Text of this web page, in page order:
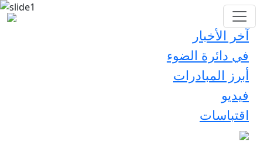
آخر الأخبار
في دائرة الضوء
أبرز المبادرات
فيديو
اقتباسات